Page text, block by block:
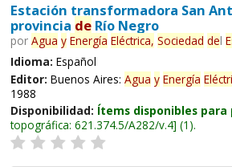
Estación transformadora San
provincia deRío Negro
por Agua y Energía Eléctrica, Sociedad del
Idioma: Español
Editor: Buenos Aires: Agua y Energía
1988
Disponibilidad: Ítems disponibles para
topográfica: 621.374.5/A282/v.4 (1).